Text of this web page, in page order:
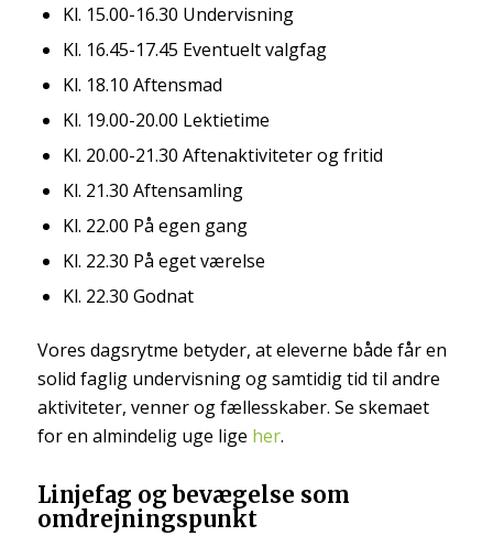
Kl. 15.00-16.30 Undervisning
Kl. 16.45-17.45 Eventuelt valgfag
Kl. 18.10 Aftensmad
Kl. 19.00-20.00 Lektietime
Kl. 20.00-21.30 Aftenaktiviteter og fritid
Kl. 21.30 Aftensamling
Kl. 22.00 På egen gang
Kl. 22.30 På eget værelse
Kl. 22.30 Godnat
Vores dagsrytme betyder, at eleverne både får en
solid faglig undervisning og samtidig tid til andre
aktiviteter, venner og fællesskaber. Se skemaet
for en almindelig uge lige her.
Linjefag og bevægelse som
omdrejningspunkt